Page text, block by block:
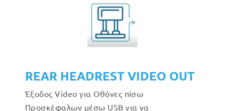
REAR HEADREST VIDEO OUT
Έξοδος Video για Οθόνες πίσω
Προσκέφαλων μέσω USB για να